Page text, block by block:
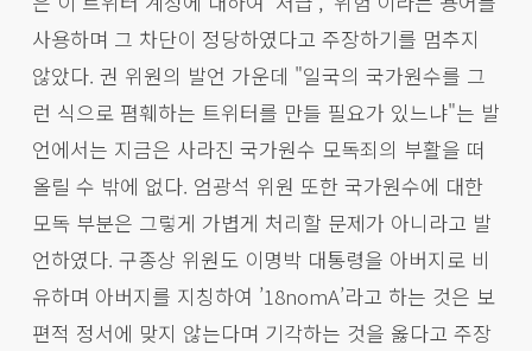
사용하며 그 차단이 정당하였다고 주장하기를 멈추지
않았다. 권 위원의 발언 가운데 "일국의 국가원수를 그
런 식으로 폄훼하는 트위터를 만들 필요가 있느냐"는 발
언에서는 지금은 사라진 국가원수 모독죄의 부활을 떠
올릴 수 밖에 없다. 엄광석 위원 또한 국가원수에 대한
모독 부분은 그렇게 가볍게 처리할 문제가 아니라고 발
언하였다. 구종상 위원도 이명박 대통령을 아버지로 비
유하며 아버지를 지칭하여 ’18nomA’라고 하는 것은 보
편적 정서에 맞지 않는다며 기각하는 것을 옳다고 주장